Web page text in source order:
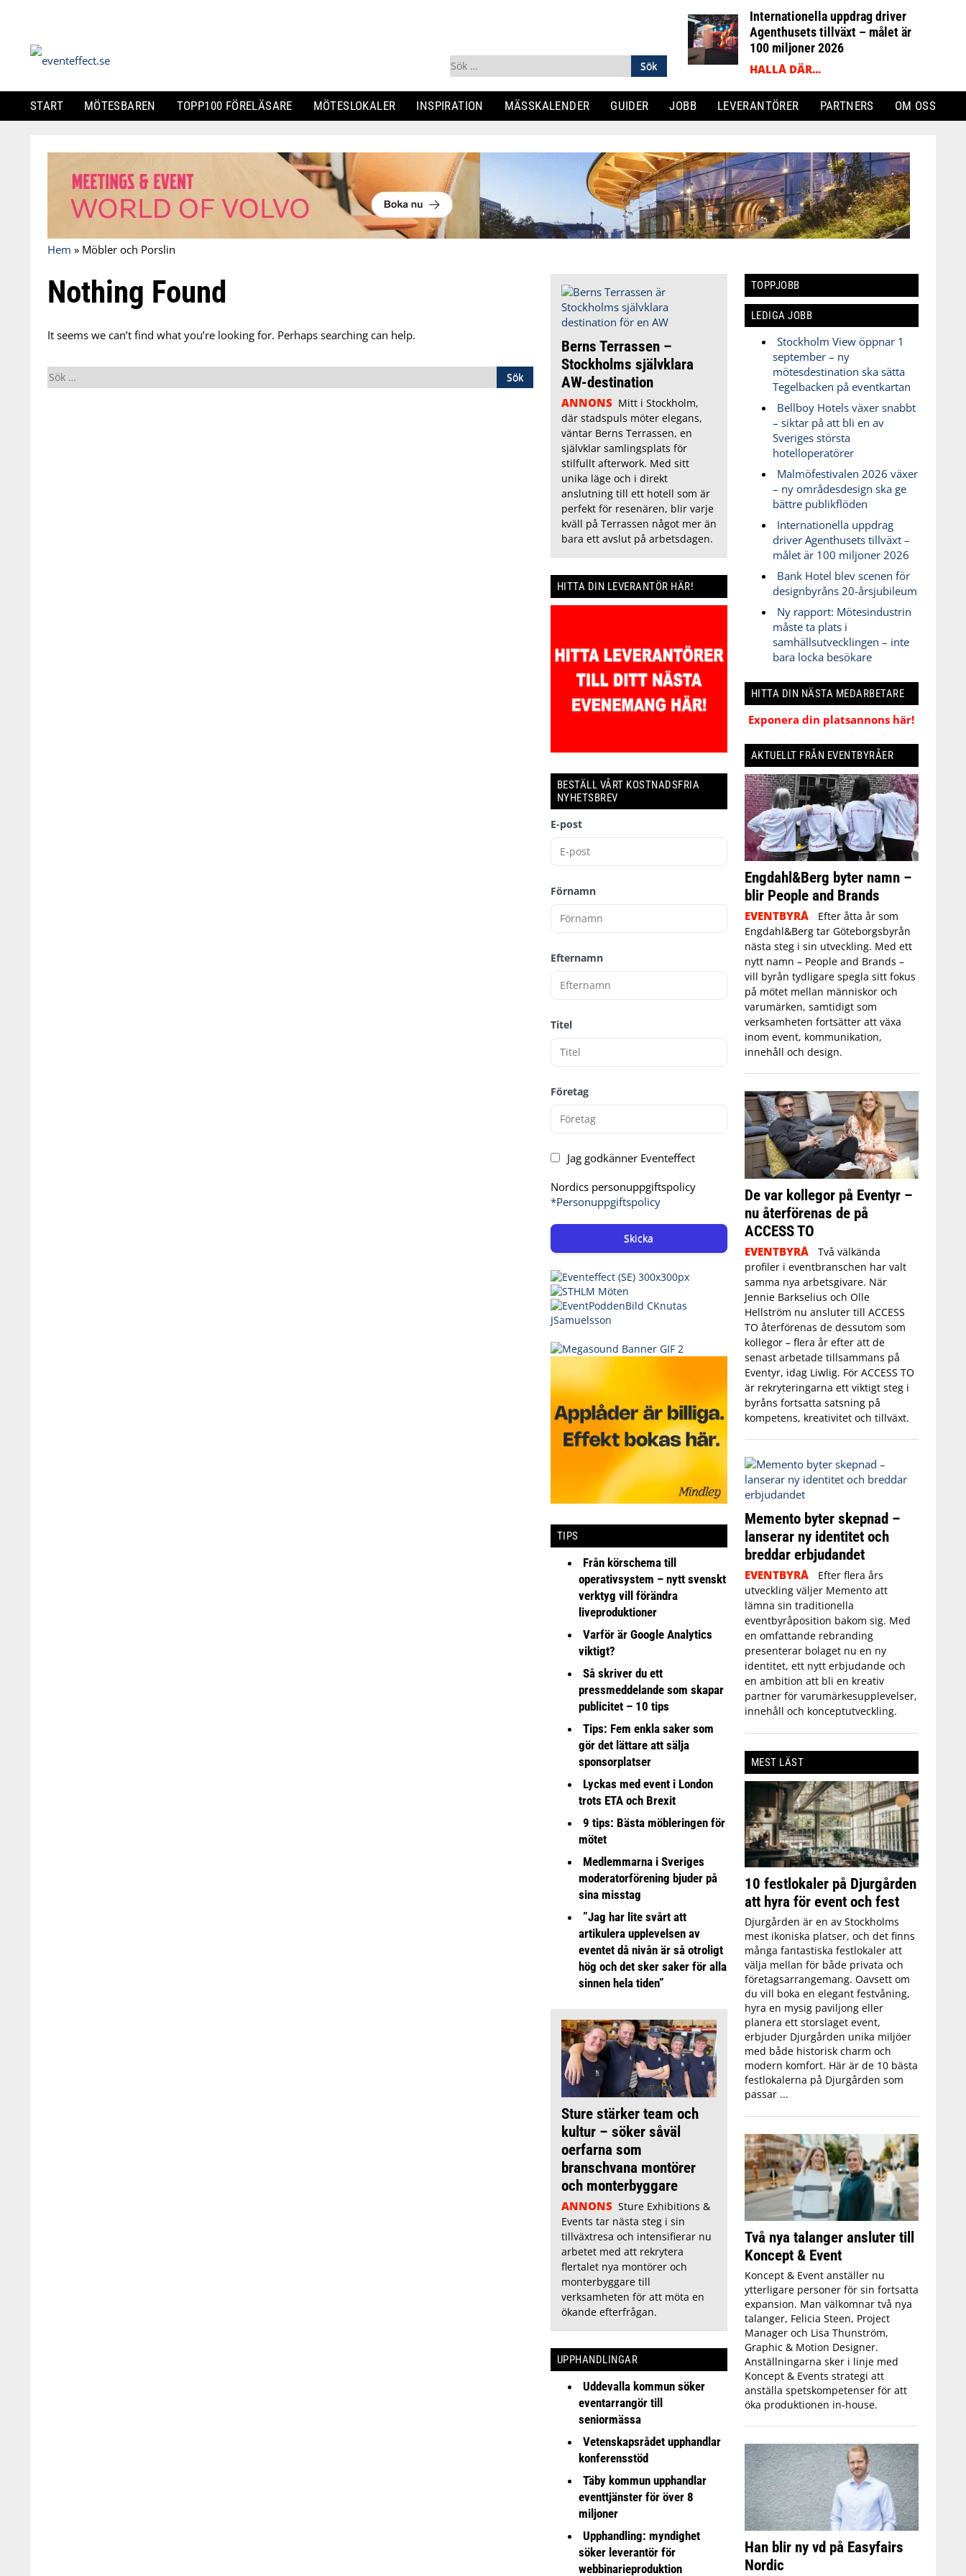
Sök
efter:
Internationella uppdrag driver
Agenthusets tillväxt – målet är
100 miljoner 2026
HALLÅ DÄR...
START MÖTESBAREN TOPP100 FÖRELÄSARE MÖTESLOKALER INSPIRATION MÄSSKALENDER GUIDER JOBB LEVERANTÖRER PARTNERS OM OSS
content
Hem » Möbler och Porslin
Nothing Found
It seems we can’t find what you’re looking for. Perhaps searching can help.
Sök
efter:
Berns Terrassen –
Stockholms självklara
AW-destination
ANNONS Mitt i Stockholm,
där stadspuls möter elegans,
väntar Berns Terrassen, en
självklar samlingsplats för
stilfullt afterwork. Med sitt
unika läge och i direkt
anslutning till ett hotell som är
perfekt för resenären, blir varje
kväll på Terrassen något mer än
bara ett avslut på arbetsdagen.
HITTA DIN LEVERANTÖR HÄR!
BESTÄLL VÅRT KOSTNADSFRIA
NYHETSBREV
E-post
Förnamn
Efternamn
Titel
Företag
Jag godkänner Eventeffect
Nordics personuppgiftspolicy
*Personuppgiftspolicy
Skicka
TIPS
Från körschema till
operativsystem – nytt svenskt
verktyg vill förändra
liveproduktioner
Varför är Google Analytics
viktigt?
Så skriver du ett
pressmeddelande som skapar
publicitet – 10 tips
Tips: Fem enkla saker som
gör det lättare att sälja
sponsorplatser
Lyckas med event i London
trots ETA och Brexit
9 tips: Bästa möbleringen för
mötet
Medlemmarna i Sveriges
moderatorförening bjuder på
sina misstag
”Jag har lite svårt att
artikulera upplevelsen av
eventet då nivån är så otroligt
hög och det sker saker för alla
sinnen hela tiden”
Sture stärker team och
kultur – söker såväl
oerfarna som
branschvana montörer
och monterbyggare
ANNONS Sture Exhibitions &
Events tar nästa steg i sin
tillväxtresa och intensifierar nu
arbetet med att rekrytera
flertalet nya montörer och
monterbyggare till
verksamheten för att möta en
ökande efterfrågan.
UPPHANDLINGAR
Uddevalla kommun söker
eventarrangör till
seniormässa
Vetenskapsrådet upphandlar
konferensstöd
Täby kommun upphandlar
eventtjänster för över 8
miljoner
Upphandling: myndighet
söker leverantör för
webbinarieproduktion
TOPPJOBB
LEDIGA JOBB
Stockholm View öppnar 1
september – ny
mötesdestination ska sätta
Tegelbacken på eventkartan
Bellboy Hotels växer snabbt
– siktar på att bli en av
Sveriges största
hotelloperatörer
Malmöfestivalen 2026 växer
– ny områdesdesign ska ge
bättre publikflöden
Internationella uppdrag
driver Agenthusets tillväxt –
målet är 100 miljoner 2026
Bank Hotel blev scenen för
designbyråns 20-årsjubileum
Ny rapport: Mötesindustrin
måste ta plats i
samhällsutvecklingen – inte
bara locka besökare
HITTA DIN NÄSTA MEDARBETARE
Exponera din platsannons här!
AKTUELLT FRÅN EVENTBYRÅER
Engdahl&Berg byter namn –
blir People and Brands
EVENTBYRÅ
Efter åtta år som
Engdahl&Berg tar Göteborgsbyrån
nästa steg i sin utveckling. Med ett
nytt namn – People and Brands –
vill byrån tydligare spegla sitt fokus
på mötet mellan människor och
varumärken, samtidigt som
verksamheten fortsätter att växa
inom event, kommunikation,
innehåll och design.
De var kollegor på Eventyr –
nu återförenas de på
ACCESS TO
EVENTBYRÅ
Två välkända
profiler i eventbranschen har valt
samma nya arbetsgivare. När
Jennie Barkselius och Olle
Hellström nu ansluter till ACCESS
TO återförenas de dessutom som
kollegor – flera år efter att de
senast arbetade tillsammans på
Eventyr, idag Liwlig. För ACCESS TO
är rekryteringarna ett viktigt steg i
byråns fortsatta satsning på
kompetens, kreativitet och tillväxt.
Memento byter skepnad –
lanserar ny identitet och
breddar erbjudandet
EVENTBYRÅ
Efter flera års
utveckling väljer Memento att
lämna sin traditionella
eventbyråposition bakom sig. Med
en omfattande rebranding
presenterar bolaget nu en ny
identitet, ett nytt erbjudande och
en ambition att bli en kreativ
partner för varumärkesupplevelser,
innehåll och konceptutveckling.
MEST LÄST
10 festlokaler på Djurgården
att hyra för event och fest
Djurgården är en av Stockholms
mest ikoniska platser, och det finns
många fantastiska festlokaler att
välja mellan för både privata och
företagsarrangemang. Oavsett om
du vill boka en elegant festvåning,
hyra en mysig paviljong eller
planera ett storslaget event,
erbjuder Djurgården unika miljöer
med både historisk charm och
modern komfort. Här är de 10 bästa
festlokalerna på Djurgården som
passar ...
Två nya talanger ansluter till
Koncept & Event
Koncept & Event anställer nu
ytterligare personer för sin fortsatta
expansion. Man välkomnar två nya
talanger, Felicia Steen, Project
Manager och Lisa Thunström,
Graphic & Motion Designer.
Anställningarna sker i linje med
Koncept & Events strategi att
anställa spetskompetenser för att
öka produktionen in-house.
Han blir ny vd på Easyfairs
Nordic